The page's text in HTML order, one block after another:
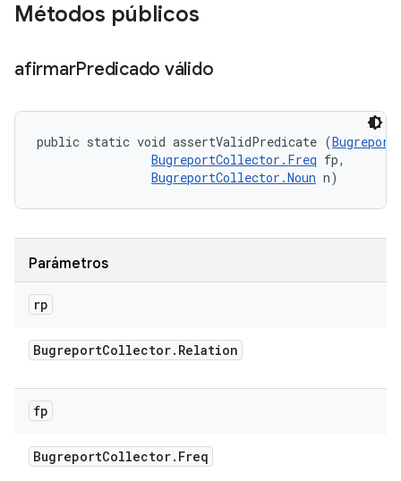
Métodos públicos
afirmarPredicado válido
public static void assertValidPredicate (
BugreportCollector.Freq fp,
BugreportCollector.Noun n)
Parámetros
rp
BugreportCollector. Relation
fp
BugreportCollector. Freq